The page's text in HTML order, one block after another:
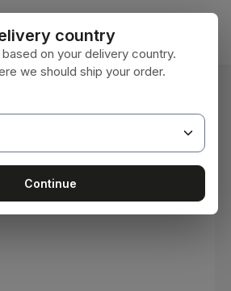
country
on your delivery country.
we should ship your order.
Continue